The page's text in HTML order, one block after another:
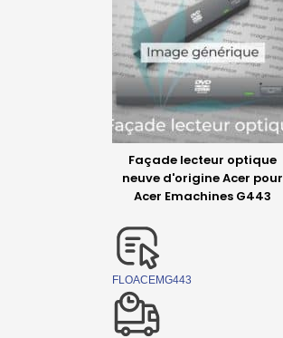
Façade lecteur optique
neuve d'origine Acer pour
Acer Emachines G443
FLOACEMG443